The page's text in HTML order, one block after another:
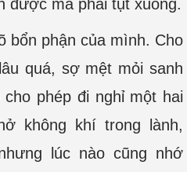
được mà phải tụt xuống.
bổn phận của mình. Cho
quá, sợ mệt mỏi sanh
phép đi nghỉ một hai
không khí trong lành,
lúc nào cũng nhớ